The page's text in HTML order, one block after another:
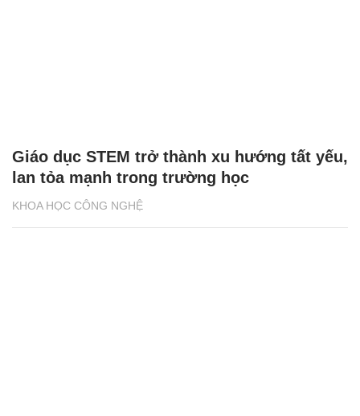
KHOA HỌC CÔNG NGHỆ
Giáo dục STEM trở thành xu hướng tất yếu,
lan tỏa mạnh trong trường học